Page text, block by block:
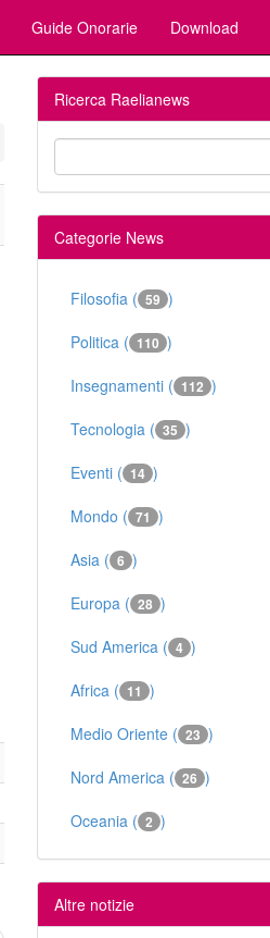
Guide Onorarie Download
Ricerca Raelianews
Categorie News
Filosofia ( 59 )
Politica ( 110 )
Insegnamenti ( 112 )
Tecnologia ( 35 )
Eventi ( 14 )
Mondo ( 71 )
Asia ( 6 )
Europa ( 28 )
Sud America ( 4 )
Africa ( 11 )
Medio Oriente ( 23 )
Nord America ( 26 )
Oceania ( 2 )
Altre notizie